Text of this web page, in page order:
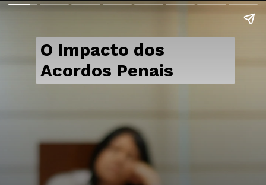
O Impacto dos
Acordos Penais